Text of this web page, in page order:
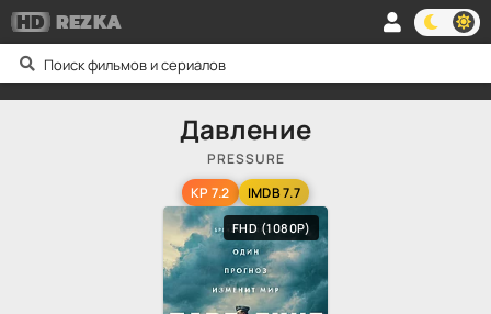
HDREZKA
Давление
PRESSURE
KP 7.2
IMDB 7.7
FHD (1080P)